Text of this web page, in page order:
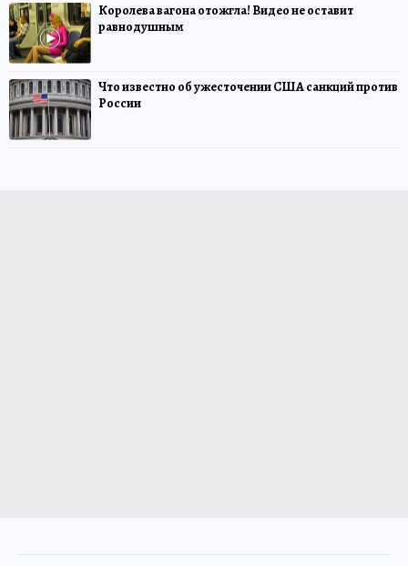
Королева вагона отожгла! Видео не оставит
равнодушным
Что известно об ужесточении США санкций против
России